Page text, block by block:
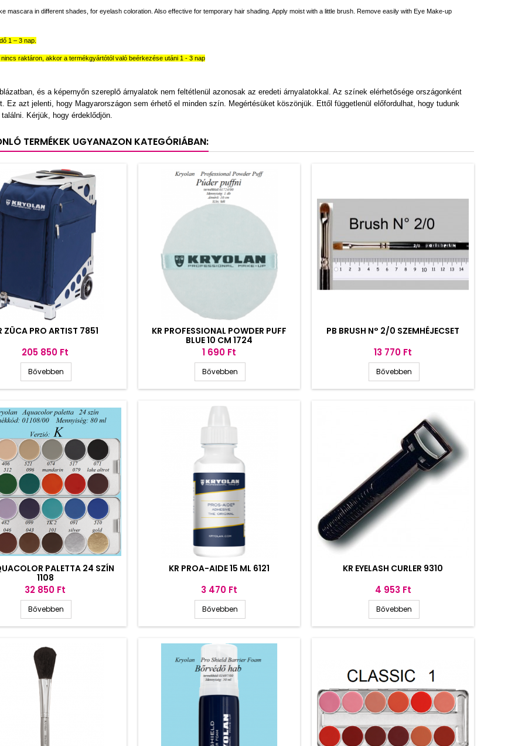
mascara in different shades, for eyelash coloration. Also effective for temporary hair shading. Apply moist with a little brush. Remove easily with Eye Make-up
1 – 3 nap.
raktáron, akkor a termékgyártótól való beérkezése utáni 1 - 3 nap
és a képernyőn szereplő árnyalatok nem feltétlenül azonosak az eredeti árnyalatokkal. Az színek elérhetősége országonként
Ez azt jelenti, hogy Magyarországon sem érhető el minden szín. Megértésüket köszönjük. Ettől függetlenül előfordulhat, hogy tudunk
Kérjük, hogy érdeklődjön.
TERMÉKEK UGYANAZON KATEGÓRIÁBAN:
ZÜCA PRO ARTIST 7851
Ár
205 850 Ft
Bővebben
KR PROFESSIONAL POWDER PUFF
BLUE 10 CM 1724
Ár
1 690 Ft
Bővebben
PB BRUSH N° 2/0 SZEMHÉJECSET
Ár
13 770 Ft
Bővebben
PALETTA 24 SZÍN
1108
Ár
32 850 Ft
Bővebben
KR PROA-AIDE 15 ML 6121
Ár
3 470 Ft
Bővebben
KR EYELASH CURLER 9310
Ár
4 953 Ft
Bővebben